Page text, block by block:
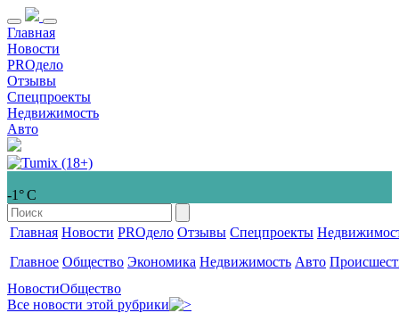
Главная
Новости
PROдело
Отзывы
Спецпроекты
Недвижимость
Авто
-1° С
Главная Новости PROдело Отзывы Спецпроекты
Главное Общество Экономика Недвижимость Авто
НовостиОбщество
Все новости этой рубрики